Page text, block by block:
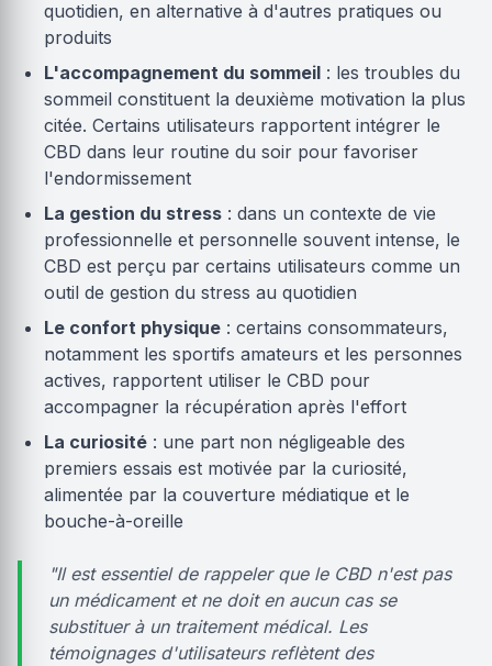
quotidien, en alternative à d'autres pratiques ou
produits
L'accompagnement du sommeil : les troubles du
sommeil constituent la deuxième motivation la plus
citée. Certains utilisateurs rapportent intégrer le
CBD dans leur routine du soir pour favoriser
l'endormissement
La gestion du stress : dans un contexte de vie
professionnelle et personnelle souvent intense, le
CBD est perçu par certains utilisateurs comme un
outil de gestion du stress au quotidien
Le confort physique : certains consommateurs,
notamment les sportifs amateurs et les personnes
actives, rapportent utiliser le CBD pour
accompagner la récupération après l'effort
La curiosité : une part non négligeable des
premiers essais est motivée par la curiosité,
alimentée par la couverture médiatique et le
bouche-à-oreille
"Il est essentiel de rappeler que le CBD n'est pas
un médicament et ne doit en aucun cas se
substituer à un traitement médical. Les
témoignages d'utilisateurs reflètent des